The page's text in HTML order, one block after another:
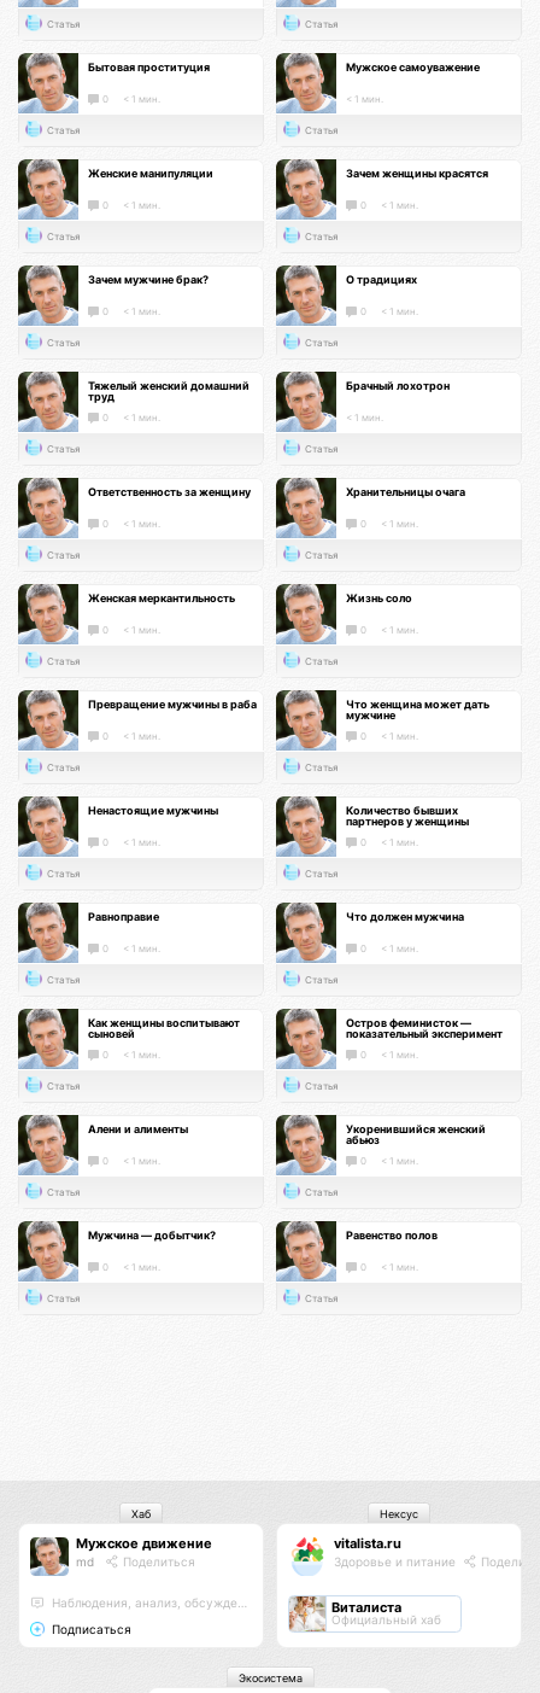
Статья Статья
Бытовая проституция
0 < 1 мин.
Статья
Мужское самоуважение
< 1 мин.
Статья
Женские манипуляции
0 < 1 мин.
Статья
Зачем женщины красятся
0 < 1 мин.
Статья
Зачем мужчине брак?
0 < 1 мин.
Статья
О традициях
0 < 1 мин.
Статья
Тяжелый женский домашний
труд
0 < 1 мин.
Статья
Брачный лохотрон
< 1 мин.
Статья
Ответственность за женщину
0 < 1 мин.
Статья
Хранительницы очага
0 < 1 мин.
Статья
Женская меркантильность
0 < 1 мин.
Статья
Жизнь соло
0 < 1 мин.
Статья
Превращение мужчины в раба
0 < 1 мин.
Статья
Что женщина может дать
мужчине
0 < 1 мин.
Статья
Ненастоящие мужчины
0 < 1 мин.
Статья
Количество бывших
партнеров у женщины
0 < 1 мин.
Статья
Равноправие
0 < 1 мин.
Статья
Что должен мужчина
0 < 1 мин.
Статья
Как женщины воспитывают
сыновей
0 < 1 мин.
Статья
Остров феминисток —
показательный эксперимент
0 < 1 мин.
Статья
Алени и алименты
0 < 1 мин.
Статья
Укоренившийся женский
абьюз
0 < 1 мин.
Статья
Мужчина — добытчик?
0 < 1 мин.
Статья
Равенство полов
0 < 1 мин.
Статья
Мужское движение
md Поделиться
Наблюдения, анализ, обсуждения
Подписаться
Хаб
vitalista.ru
Здоровье и питание
Виталиста
Официальный хаб
Нексус
Экосистема